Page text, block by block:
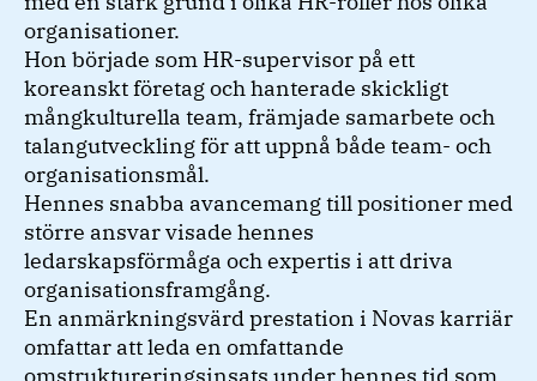
organisationer.
Hon började som HR-supervisor på ett
koreanskt företag och hanterade skickligt
mångkulturella team, främjade samarbete och
talangutveckling för att uppnå både team- och
organisationsmål.
Hennes snabba avancemang till positioner med
större ansvar visade hennes
ledarskapsförmåga och expertis i att driva
organisationsframgång.
En anmärkningsvärd prestation i Novas karriär
omfattar att leda en omfattande
omstruktureringsinsats under hennes tid som